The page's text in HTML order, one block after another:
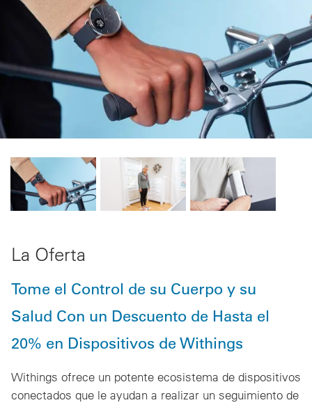
La Oferta
Tome el Control de su Cuerpo y su
Salud Con un Descuento de Hasta el
20% en Dispositivos de Withings
Withings ofrece un potente ecosistema de dispositivos
conectados que le ayudan a realizar un seguimiento de